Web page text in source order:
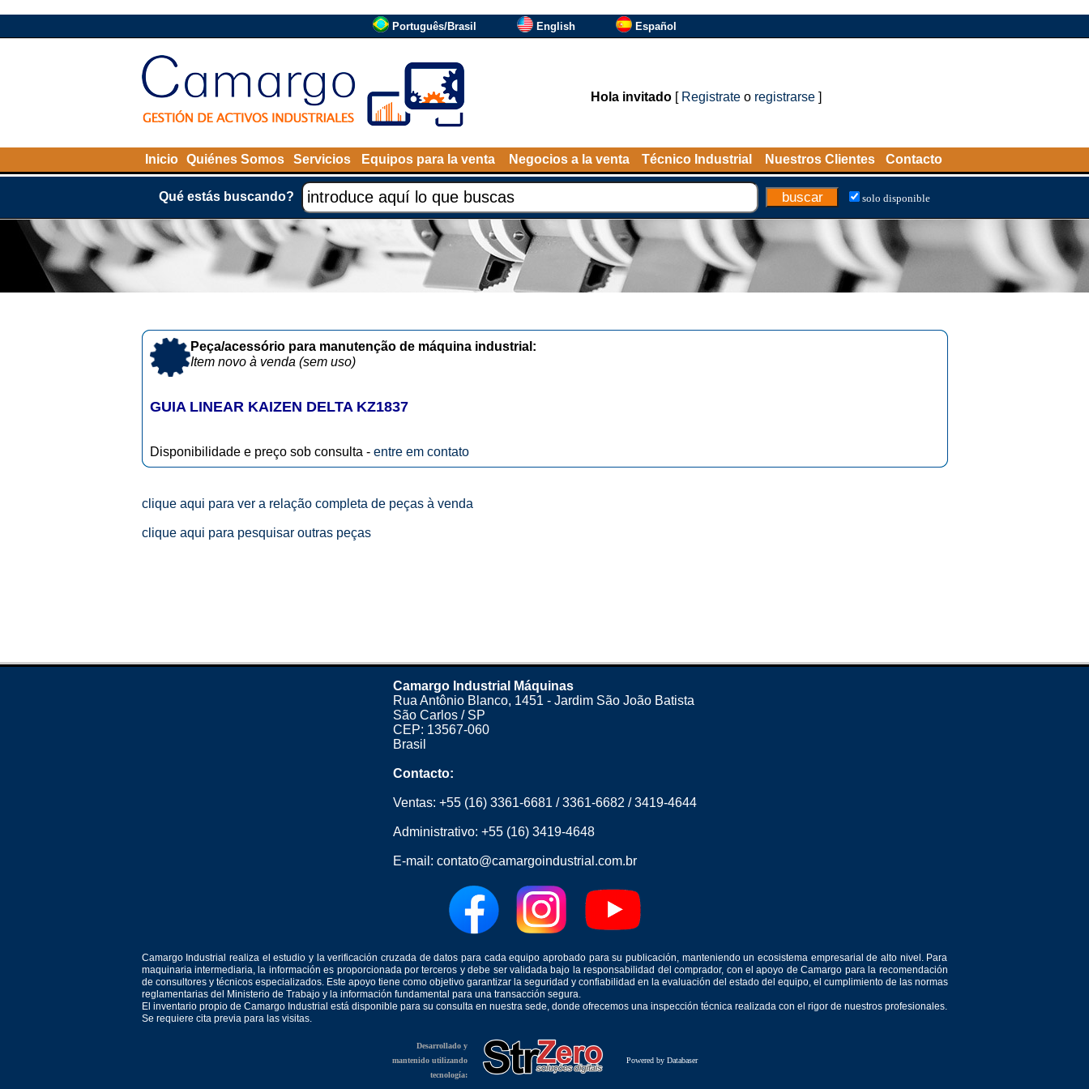
Português/Brasil English Español
Hola invitado[ Registrateo registrarse]
Inicio Quiénes Somos Servicios Equipos para la venta Negocios a la venta Técnico Industrial Nuestros Clientes Contacto
Qué estás buscando? solo disponible
Peça/acessório para manutenção de máquina industrial:
Item novo à venda (sem uso)
GUIA LINEAR KAIZEN DELTA KZ1837
Disponibilidade e preço sob consulta - entre em contato
clique aqui para ver a relação completa de peças à venda
clique aqui para pesquisar outras peças
Camargo Industrial Máquinas
Rua Antônio Blanco, 1451 - Jardim São João Batista
São Carlos / SP
CEP: 13567-060
Brasil
Contacto:
Ventas: +55 (16) 3361-6681 /3361-6682 /3419-4644
Administrativo: +55 (16) 3419-4648
E-mail: contato@camargoindustrial.com.br
Camargo Industrial realiza el estudio y la verificación cruzada de datos para cada equipo aprobado para su publicación, manteniendo un ecosistema empresarial de alto nivel. Para
maquinaria intermediaria, la información es proporcionada por terceros y debe ser validada bajo la responsabilidad del comprador, con el apoyo de Camargo para la recomendación
de consultores y técnicos especializados. Este apoyo tiene como objetivo garantizar la seguridad y confiabilidad en la evaluación del estado del equipo, el cumplimiento de las normas
reglamentarias del Ministerio de Trabajo y la información fundamental para una transacción segura.
El inventario propio de Camargo Industrial está disponible para su consulta en nuestra sede, donde ofrecemos una inspección técnica realizada con el rigor de nuestros profesionales.
Se requiere cita previa para las visitas.
Desarrollado y
mantenido utilizando
tecnología:
Powered by Databaser